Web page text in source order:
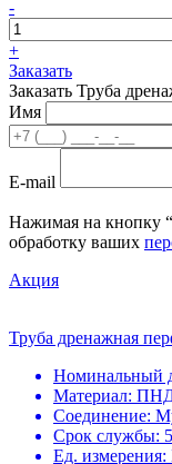
-
+
Заказать
Заказать Труба
Имя
E-mail
Нажимая на кнопку
обработку ваших
Акция
Труба дренажная
Номинальный
Материал:
Соединение:
Срок службы:
Ед. измерения: